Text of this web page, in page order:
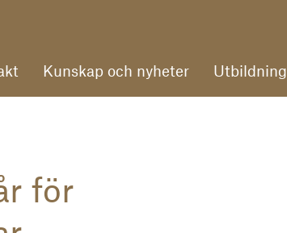
Kunskap och nyheter Utbildning
för